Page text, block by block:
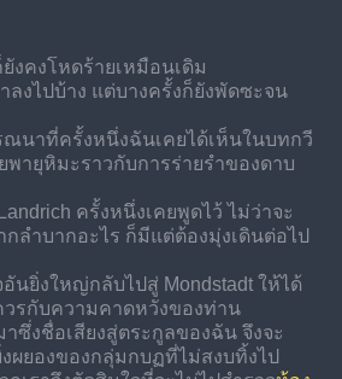
งคงโหดร้ายเหมือนเดิม
ลงไปบ้าง แต่บางครั้งก็ยังพัดซะจน
นาที่ครั้งหนึ่งฉันเคยได้เห็นในบทกวี
พายุหิมะราวกับการร่ายรำของดาบ
ครั้งหนึ่งเคยพูดไว้ ไม่ว่าจะ
ลำบากอะไร ก็มีแต่ต้องมุ่งเดินต่อไป
นยิ่งใหญ่กลับไปสู่ Mondstadt ให้ได้
รกับความคาดหวังของท่าน
าซึ่งชื่อเสียงสู่ตระกูลของฉัน จึงจะ
ผยองของกลุ่มกบฏที่ไม่สงบทิ้งไป